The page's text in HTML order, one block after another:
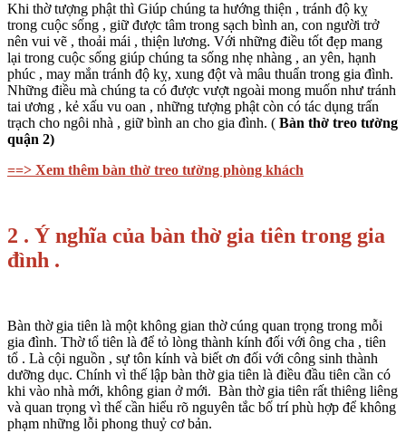
Khi thờ tượng phật thì Giúp chúng ta hướng thiện , tránh độ kỵ
trong cuộc sống , giữ được tâm trong sạch bình an, con người trở
nên vui vẽ , thoải mái , thiện lương. Với những điều tốt đẹp mang
lại trong cuộc sống giúp chúng ta sống nhẹ nhàng , an yên, hạnh
phúc , may mắn tránh độ kỵ, xung đột và mâu thuẩn trong gia đình.
Những điều mà chúng ta có được vượt ngoài mong muốn như tránh
tai ương , kẻ xấu vu oan , những tượng phật còn có tác dụng trấn
trạch cho ngôi nhà , giữ bình an cho gia đình. ( Bàn thờ treo tường
quận 2)
==> Xem thêm bàn thờ treo tường phòng khách
2 . Ý nghĩa của bàn thờ gia tiên trong gia
đình .
Bàn thờ gia tiên là một không gian thờ cúng quan trọng trong mỗi
gia đình. Thờ tổ tiên là để tỏ lòng thành kính đối với ông cha , tiên
tổ . Là cội nguồn , sự tôn kính và biết ơn đối với công sinh thành
dưỡng dục. Chính vì thế lập bàn thờ gia tiên là điều đầu tiên cần có
khi vào nhà mới, không gian ở mới. Bàn thờ gia tiên rất thiêng liêng
và quan trọng vì thế cần hiểu rõ nguyên tắc bố trí phù hợp để không
phạm những lỗi phong thuỷ cơ bản.